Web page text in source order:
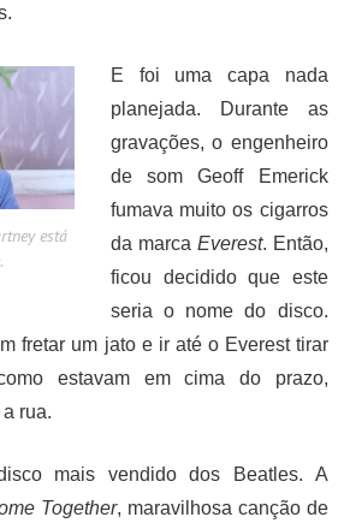
está
E foi uma capa nada
planejada. Durante as
gravações, o engenheiro
de som Geoff Emerick
fumava muito os cigarros
da marca Everest. Então,
ficou decidido que este
seria o nome do disco.
fretar um jato e ir até o Everest tirar
estavam em cima do prazo,
rua.
mais vendido dos Beatles. A
Together, maravilhosa canção de